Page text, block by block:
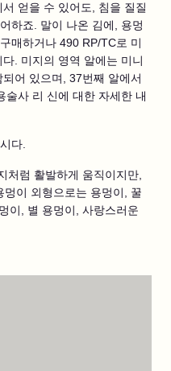
얻을 수 있어도, 침을 질질
하죠. 말이 나온 김에, 용멍
매하거나 490 RP/TC로 미
. 미지의 영역 알에는 미니
어 있으며, 37번째 알에서
술사 리 신에 대한 자세한 내
다.
처럼 활발하게 움직이지만,
이 외형으로는 용멍이, 꿀
이, 별 용멍이, 사랑스러운